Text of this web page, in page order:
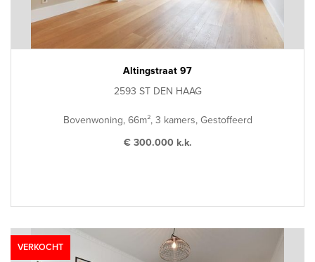
Altingstraat 97
2593 ST DEN HAAG
Bovenwoning, 66m², 3 kamers, Gestoffeerd
€ 300.000 k.k.
VERKOCHT